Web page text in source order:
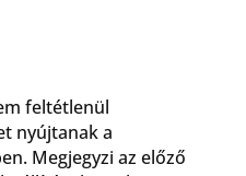
feltétlenül
nyújtanak a
Megjegyzi az előző